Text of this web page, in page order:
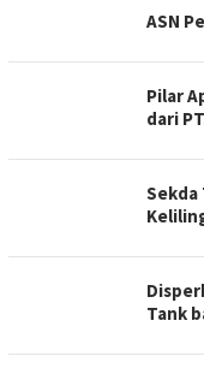
ASN
Pilar
dari
Sekda
Tank